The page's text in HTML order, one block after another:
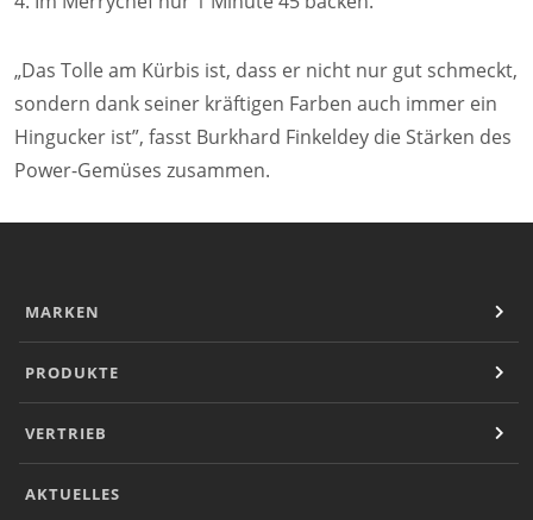
„Das Tolle am Kürbis ist, dass er nicht nur gut schmeckt,
sondern dank seiner kräftigen Farben auch immer ein
Hingucker ist”, fasst Burkhard Finkeldey die Stärken des
Power-Gemüses zusammen.
MARKEN
PRODUKTE
VERTRIEB
AKTUELLES